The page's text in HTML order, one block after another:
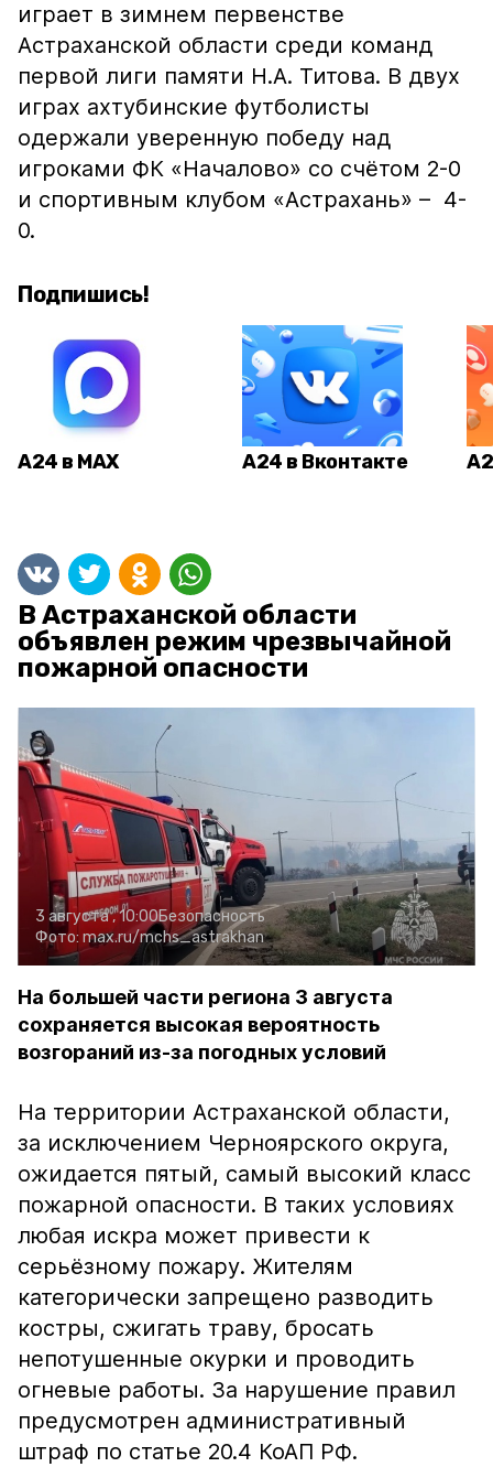
играет в зимнем первенстве
Астраханской области среди команд
первой лиги памяти Н.А. Титова. В двух
играх ахтубинские футболисты
одержали уверенную победу над
игроками ФК «Началово» со счётом 2-0
и спортивным клубом «Астрахань» – 4-
0.
Подпишись!
А24 в MAX А24 в Вконтакте
В Астраханской области
объявлен режим чрезвычайной
пожарной опасности
3 августа , 10:00Безопасность
Фото: max.ru/mchs_astrakhan
На большей части региона 3 августа
сохраняется высокая вероятность
возгораний из-за погодных условий
На территории Астраханской области,
за исключением Черноярского округа,
ожидается пятый, самый высокий класс
пожарной опасности. В таких условиях
любая искра может привести к
серьёзному пожару. Жителям
категорически запрещено разводить
костры, сжигать траву, бросать
непотушенные окурки и проводить
огневые работы. За нарушение правил
предусмотрен административный
штраф по статье 20.4 КоАП РФ.